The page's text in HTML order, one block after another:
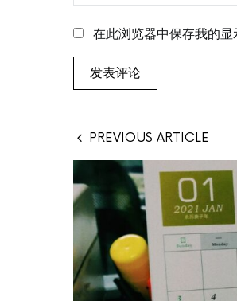
在此浏览器中保存我的显
PREVIOUS ARTICLE